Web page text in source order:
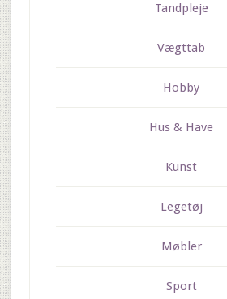
Tandpleje
Vægttab
Hobby
Hus & Have
Kunst
Legetøj
Møbler
Sport